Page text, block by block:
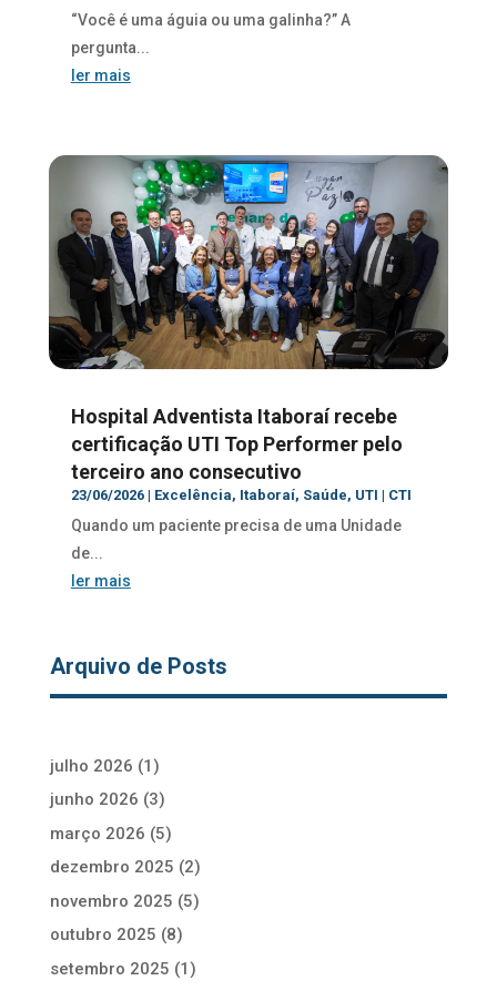
“Você é uma águia ou uma galinha?” A
pergunta...
ler mais
Hospital Adventista Itaboraí recebe
certificação UTI Top Performer pelo
terceiro ano consecutivo
23/06/2026| Excelência, Itaboraí, Saúde, UTI | CTI
Quando um paciente precisa de uma Unidade
de...
ler mais
Arquivo de Posts
julho 2026 (1)
junho 2026 (3)
março 2026 (5)
dezembro 2025 (2)
novembro 2025 (5)
outubro 2025 (8)
setembro 2025 (1)